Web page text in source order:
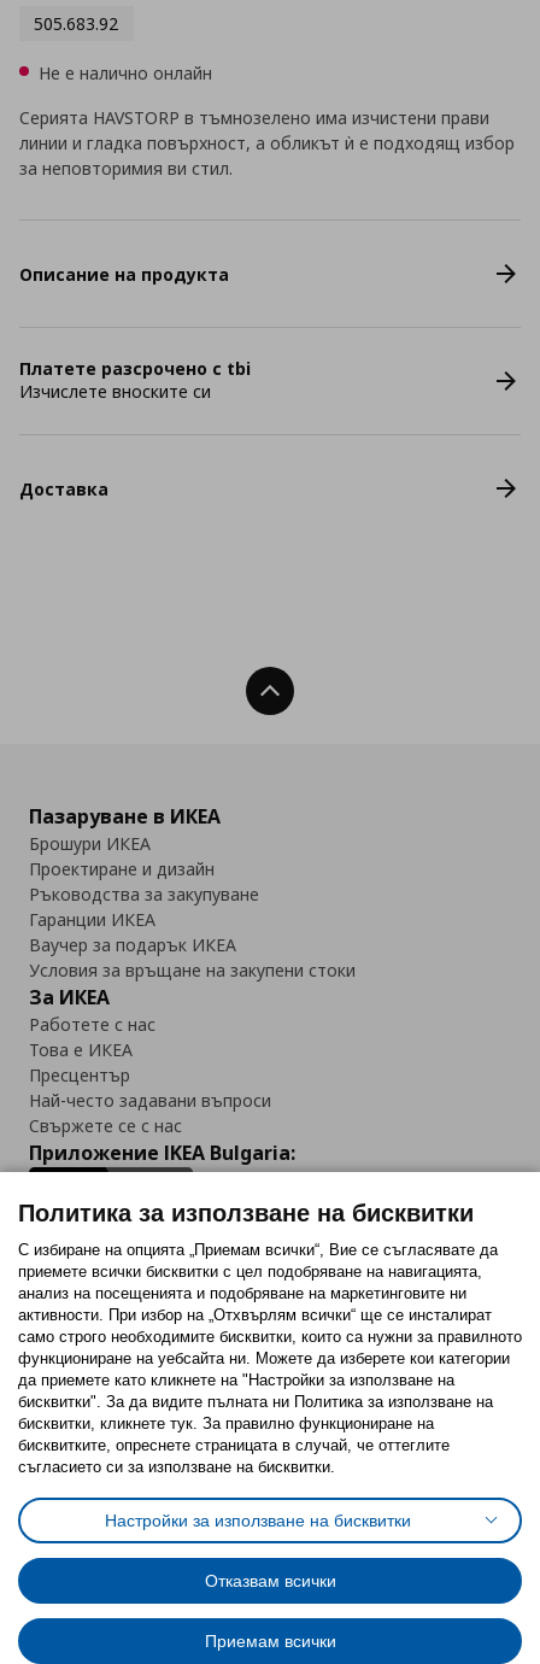
505.683.92
Не е налично онлайн
Серията HAVSTORP в тъмнозелено има изчистени прави
линии и гладка повърхност, а обликът ѝ е подходящ избор
за неповторимия ви стил.
Описание на продукта
Платете разсрочено с tbi
Изчислете вноските си
Доставка
Нагоре
Пазаруване в ИКЕА
Брошури ИКЕА
Проектиране и дизайн
Ръководства за закупуване
Гаранции ИКЕА
Ваучер за подарък ИКЕА
Условия за връщане на закупени стоки
За ИКЕА
Работете с нас
Това е ИКЕА
Пресцентър
Най-често задавани въпроси
Свържете се с нас
Приложение IKEA Bulgaria:
Последвайте ни:
FacebookTwitterYoutubePinterestInstagram
Политика за използване на бисквитки (Cookies)
Избор на настройки за използване на бисквитки
Условия за ползване на ikea.bgОбща политика за личните данни
Политика за защита на личните данни на ikea.bg
Общи условия на програма IKEA Family
Политика за защита на лични данни на програма IKEA Family
Политика за използване на бисквитки
С избиране на опцията „Приемам всички“, Вие се съгласявате да
приемете всички бисквитки с цел подобряване на навигацията,
анализ на посещенията и подобряване на маркетинговите ни
активности. При избор на „Отхвърлям всички“ ще се инсталират
само строго необходимитe бисквитки, които са нужни за правилното
функциониране на уебсайта ни. Можете да изберете кои категории
да приемете като кликнете на "Настройки за използване на
бисквитки". За да видите пълната ни Политика за използване на
бисквитки, кликнете тук. За правилно функциониране на
бисквитките, опреснете страницата в случай, че оттеглите
съгласието си за използване на бисквитки.
Настройки за използване на бисквитки
Отказвам всички
Приемам всички